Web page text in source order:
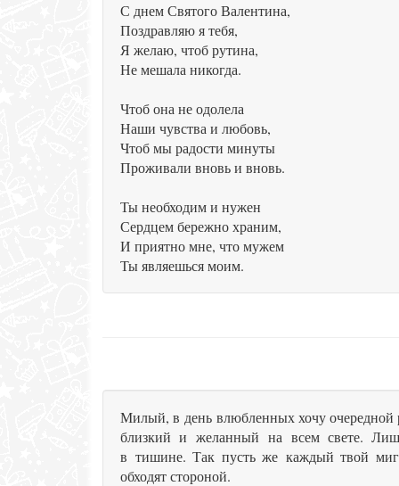
С днем Святого Валентина,
Поздравляю я тебя,
Я желаю, чтоб рутина,
Не мешала никогда.
Чтоб она не одолела
Наши чувства и любовь,
Чтоб мы радости минуты
Проживали вновь и вновь.
Ты необходим и нужен
Сердцем бережно храним,
И приятно мне, что мужем
Ты являешься моим.
Милый, в день влюбленных хочу очередной
близкий и желанный на всем свете.
в тишине. Так пусть же каждый твой миг
обходят стороной.